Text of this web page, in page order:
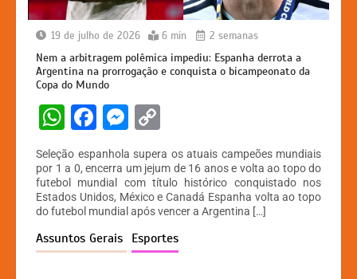
19 de julho de 2026 6 min 2 semanas
Nem a arbitragem polêmica impediu: Espanha derrota a
Argentina na prorrogação e conquista o bicampeonato da
Copa do Mundo
W
h
at
s
A
p
F
a
c
e
b
o
M
s
s
e
n
p
y
Li
n
Seleção espanhola supera os atuais campeões mundiais
por 1 a 0, encerra um jejum de 16 anos e volta ao topo do
futebol mundial com título histórico conquistado nos
Estados Unidos, México e Canadá Espanha volta ao topo
do futebol mundial após vencer a Argentina […]
Assuntos Gerais Esportes